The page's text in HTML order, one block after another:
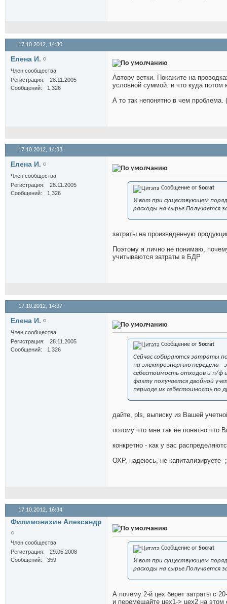
17.10.2012, 14:30
Елена И.
Член сообщества
Регистрация
28.11.2005
Сообщений
1,326
Автору ветки. Покажите на
условной суммой. и что куда потом
А то так непонятно в чем проблема.
17.10.2012, 14:33
Елена И.
Член сообщества
Регистрация
28.11.2005
Сообщений
1,326
Сообщение от Socrat
И вот при существующем
расходы на сырье.Получается
затраты на произведенную
Поэтому я лично не понимаю,
учитываются затраты в БДР
17.10.2012, 14:37
Елена И.
Член сообщества
Регистрация
28.11.2005
Сообщений
1,326
Сообщение от Socrat
Сейчас собираются затраты
на электроэнергию передела -
себестоимость отходов и п/ф
факту получается двойной
периоде их себестоимость по
дайте, pls, выписку из Вашей
потому что мне так не понятно что
конкретно - как у вас
ОХР, надеюсь, не капитализируете
17.10.2012, 16:34
Филимонихин Александр
Член сообщества
Регистрация
29.05.2008
Сообщений
359
Сообщение от Socrat
И вот при существующем
расходы на сырье.Получается
А почему 2-й цех берет затраты с
и перемещайте цех1-> цех2 на этом